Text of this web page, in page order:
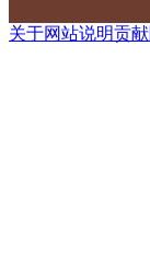
关于网站说明贡献